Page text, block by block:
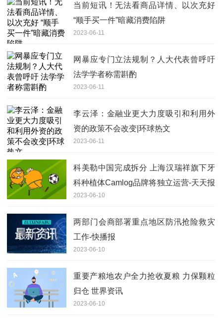
当前短讯！无法看商品详情、以次充好
“顺手买一件”暗藏消费陷阱
2023-06-11
网暴应专门立法规制？人大代表曾呼吁
法学学者称需斟酌
2023-06-11
李云泽：金融业更大力度吸引和利用外
资的政策不会改变|环球热文
2023-06-11
科美勒中国完成拆分 上海汉瑞祥旗下牙
科种植体Camlog品牌将独立运营-天天报
资讯
2023-06-10
两部门会商部署重点地区防汛抢险救灾
工作-快播报
2023-06-10
重要产粮地农户全力抢收夏粮 力保颗粒
归仓 世界资讯
2023-06-10